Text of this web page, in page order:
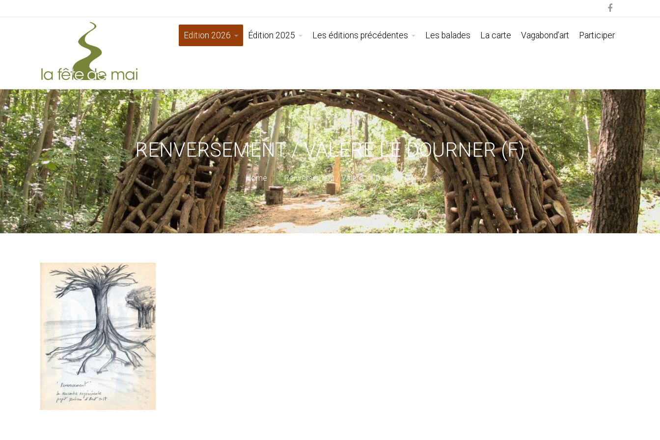

Edition 2026 Édition 2025 Les éditions précédentes Les balades La carte Vagabond’art Participer
RENVERSEMENT / VALÈRE LE DOURNER (F)
Home Renversement / Valère Le Dourner (F)